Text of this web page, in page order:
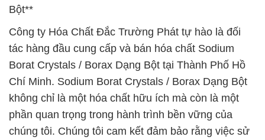
Bột**
Công ty Hóa Chất Đắc Trường Phát tự hào là đối
tác hàng đầu cung cấp và bán hóa chất Sodium
Borat Crystals / Borax Dạng Bột tại Thành Phố Hồ
Chí Minh. Sodium Borat Crystals / Borax Dạng Bột
không chỉ là một hóa chất hữu ích mà còn là một
phần quan trọng trong hành trình bền vững của
chúng tôi. Chúng tôi cam kết đảm bảo rằng việc sử